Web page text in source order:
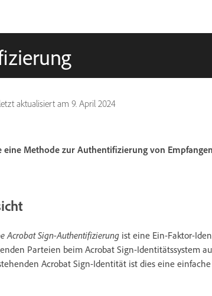
aktualisiert am 9. April 2024
eine Methode zur Authentifizierung von
Acrobat Sign-Authentifizierung ist eine Ein-Faktor-
Parteien beim Acrobat Sign-Identitätssystem
Acrobat Sign-Identität ist dies eine